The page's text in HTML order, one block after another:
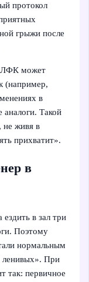
протокол
грыжи после
ЛФК может
(например,
в
аналоги. Такой
не живя в
прихватит».
в
в зал три
Поэтому
нормальным
ленивых». При
так: первичное